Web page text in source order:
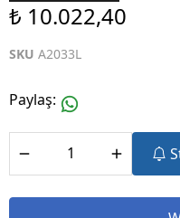
₺ 10.022,40
SKU A2033L
Paylaş: